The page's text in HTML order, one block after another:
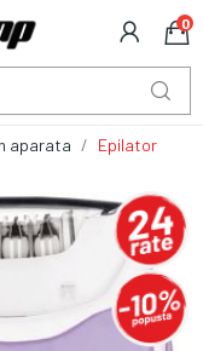
0
aparata
Epilator